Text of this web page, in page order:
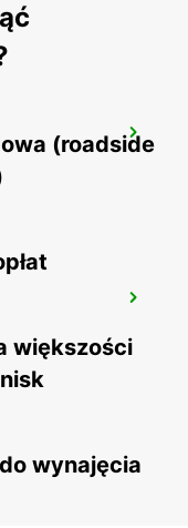
(roadside
większości
wynajęcia